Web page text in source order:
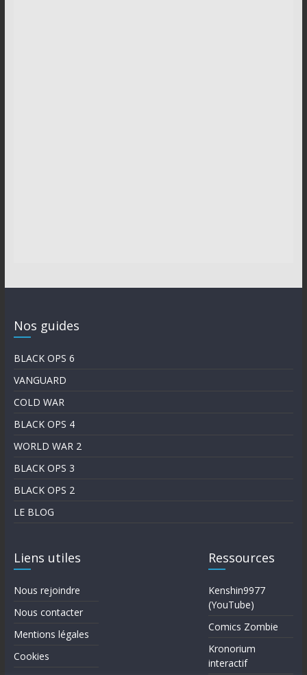
Nos guides
BLACK OPS 6
VANGUARD
COLD WAR
BLACK OPS 4
WORLD WAR 2
BLACK OPS 3
BLACK OPS 2
LE BLOG
Liens utiles
Nous rejoindre
Nous contacter
Mentions légales
Cookies
Ressources
Kenshin9977
(YouTube)
Comics Zombie
Kronorium
interactif